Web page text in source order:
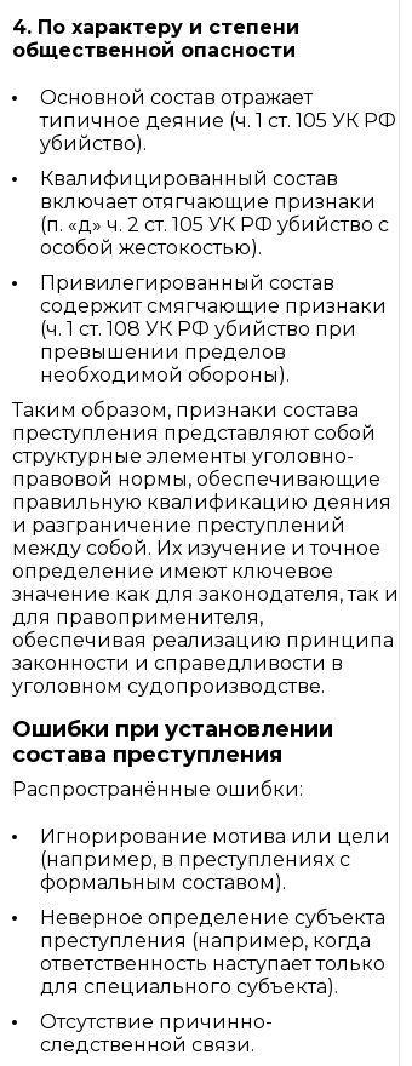
4. По характеру и степени
общественной опасности
Основной состав отражает
типичное деяние (ч. 1 ст. 105 УК РФ
убийство).
Квалифицированный состав
включает отягчающие признаки
(п. «д» ч. 2 ст. 105 УК РФ убийство с
особой жестокостью).
Привилегированный состав
содержит смягчающие признаки
(ч. 1 ст. 108 УК РФ убийство при
превышении пределов
необходимой обороны).
Таким образом, признаки состава
преступления представляют собой
структурные элементы уголовно-
правовой нормы, обеспечивающие
правильную квалификацию деяния
и разграничение преступлений
между собой. Их изучение и точное
определение имеют ключевое
значение как для законодателя, так и
для правоприменителя,
обеспечивая реализацию принципа
законности и справедливости в
уголовном судопроизводстве.
Ошибки при установлении
состава преступления
Распространённые ошибки:
Игнорирование мотива или цели
(например, в преступлениях с
формальным составом).
Неверное определение субъекта
преступления (например, когда
ответственность наступает только
для специального субъекта).
Отсутствие причинно-
следственной связи.